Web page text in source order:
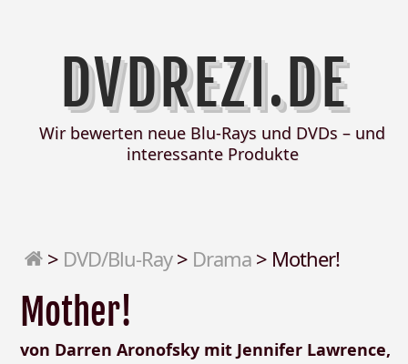
DVDREZI.DE
Wir bewerten neue Blu-Rays und DVDs – und
interessante Produkte
> DVD/Blu-Ray> Drama > Mother!
Mother!
von Darren Aronofsky mit Jennifer Lawrence,